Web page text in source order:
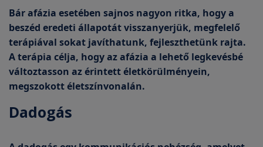
Bár afázia esetében sajnos nagyon ritka, hogy a
beszéd eredeti állapotát visszanyerjük, megfelelő
terápiával sokat javíthatunk, fejleszthetünk rajta.
A terápia célja, hogy az afázia a lehető legkevésbé
változtasson az érintett életkörülményein,
megszokott életszínvonalán.
Dadogás